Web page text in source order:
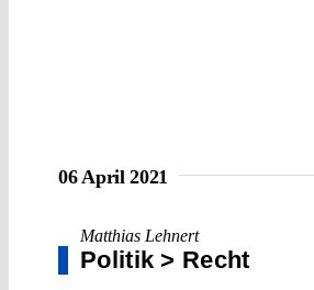
06 April 2021
Matthias Lehnert
Politik > Recht